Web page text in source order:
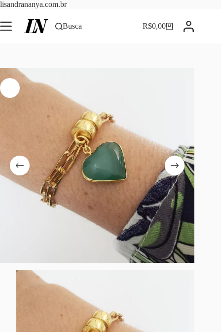
lisandrananya.com.brPular
o
conteúdo
Busca Carrinho
R$0,00